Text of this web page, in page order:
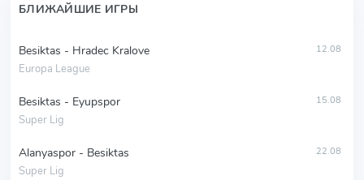
БЛИЖАЙШИЕ ИГРЫ
Besiktas - Hradec Kralove
Europa League
12.08
Besiktas - Eyupspor
Super Lig
15.08
Alanyaspor - Besiktas
Super Lig
22.08